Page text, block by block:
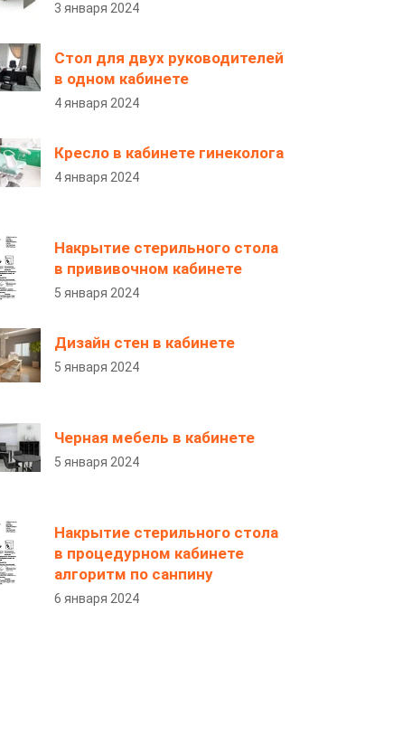
3 января 2024
Стол для двух руководителей
в одном кабинете
4 января 2024
Кресло в кабинете гинеколога
4 января 2024
Накрытие стерильного стола
в прививочном кабинете
5 января 2024
Дизайн стен в кабинете
5 января 2024
Черная мебель в кабинете
5 января 2024
Накрытие стерильного стола
в процедурном кабинете
алгоритм по санпину
6 января 2024